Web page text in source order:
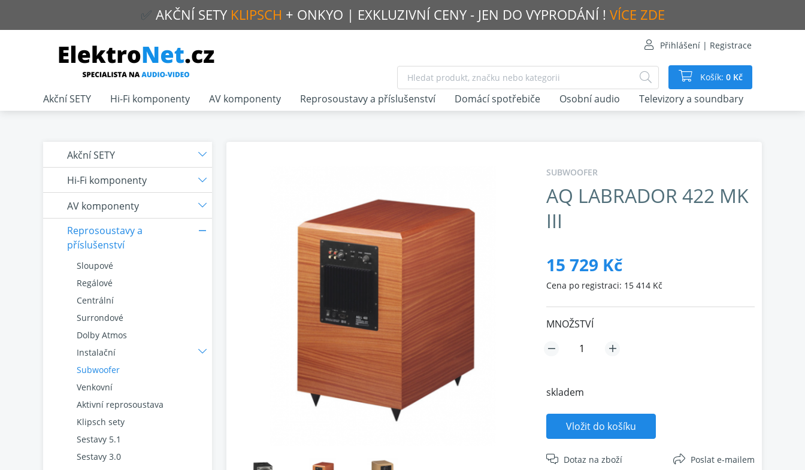
✅ AKČNÍ SETY KLIPSCH + ONKYO | EXKLUZIVNÍ CENY - JEN DO VYPRODÁNÍ ! VÍCE ZDE
Přihlášení | Registrace
Košík: 0 Kč
SUBWOOFER
AQ LABRADOR 422 MK
III
15 729 Kč
Cena po registraci: 15 414 Kč
MNOŽSTVÍ
skladem
Vložit do košíku
Dotaz na zboží Poslat e-mailem
Akční SETY
Hi-Fi komponenty
AV komponenty
Reprosoustavy a
příslušenství
Sloupové
Regálové
Centrální
Surrondové
Dolby Atmos
Instalační
Subwoofer
Venkovní
Aktivní reprosoustava
Klipsch sety
Sestavy 5.1
Sestavy 3.0
Akční SETY Hi-Fi komponenty AV komponenty Reprosoustavy a příslušenství Domácí spotřebiče Osobní audio Televizory a soundbary